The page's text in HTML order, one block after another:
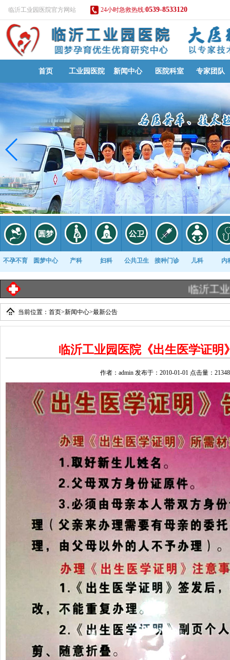
临沂工业园医院官方网站 24小时急救热线:0539-8533120
首页 工业园医院 新闻中心 医院科室 专家团队
不孕不育 圆梦中心 产科 妇科 公共卫生 接种门诊 儿科 内
康复科
临沂工业园
当前位置： 首页>新闻中心>最新公告
临沂工业园医院《出生医学证明
作者：admin 发布于：2010-01-01 点击量：21348